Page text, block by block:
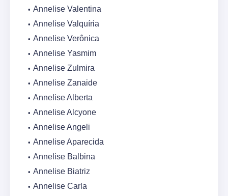
Annelise Valentina
Annelise Valquíria
Annelise Verônica
Annelise Yasmim
Annelise Zulmira
Annelise Zanaide
Annelise Alberta
Annelise Alcyone
Annelise Angeli
Annelise Aparecida
Annelise Balbina
Annelise Biatriz
Annelise Carla